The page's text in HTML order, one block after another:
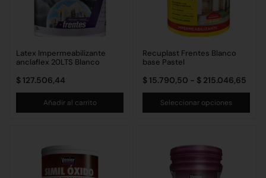
Latex Impermeabilizante
anclaflex 20LTS Blanco
$ 127.506,44
Añadir al carrito
Recuplast Frentes Blanco
base Pastel
$ 15.790,50 - $ 215.046,65
Seleccionar opciones